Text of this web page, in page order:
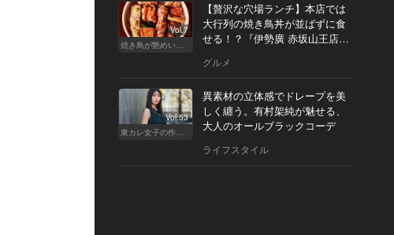
Vol.7
焼き鳥が艶めいてきた
【贅沢な穴場ランチ】本店では
大行列の焼き鳥丼が並ばずに食
せる！？『伊勢廣 赤坂山王店』
グルメ
Vol.53
東カレ女子の作り方
異素材の立体感でドレープを美
しく纏う。有村架純が魅せる、
大人のオールブラックコーデ
ライフスタイル